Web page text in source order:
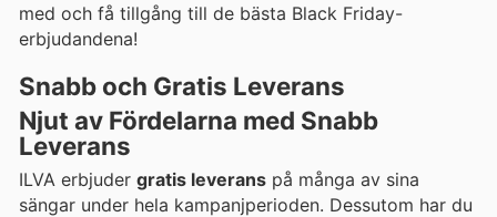
med och få tillgång till de bästa Black Friday-
erbjudandena!
Snabb och Gratis Leverans
Njut av Fördelarna med Snabb
Leverans
ILVA erbjuder gratis leverans på många av sina
sängar under hela kampanjperioden. Dessutom har du